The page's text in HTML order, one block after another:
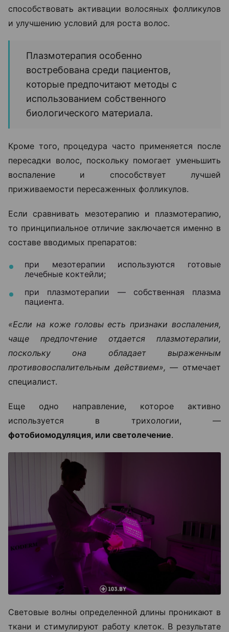
способствовать активации волосяных фолликулов
и улучшению условий для роста волос.
Плазмотерапия особенно
востребована среди пациентов,
которые предпочитают методы с
использованием собственного
биологического материала.
Кроме того, процедура часто применяется после
пересадки волос, поскольку помогает уменьшить
воспаление и способствует лучшей
приживаемости пересаженных фолликулов.
Если сравнивать мезотерапию и плазмотерапию,
то принципиальное отличие заключается именно в
составе вводимых препаратов:
при мезотерапии используются готовые
лечебные коктейли;
при плазмотерапии — собственная плазма
пациента.
«Если на коже головы есть признаки воспаления,
чаще предпочтение отдается плазмотерапии,
поскольку она обладает выраженным
противовоспалительным действием», — отмечает
специалист.
Еще одно направление, которое активно
используется в трихологии, —
фотобиомодуляция, или светолечение.
Световые волны определенной длины проникают в
ткани и стимулируют работу клеток. В результате